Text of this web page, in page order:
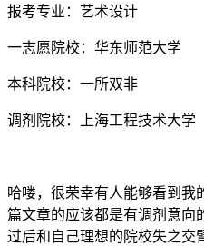
报考专业：艺术设计
一志愿院校：华东师范大学
本科院校：一所双非
调剂院校：上海工程技术大学
哈喽，很荣幸有人能够看到我
篇文章的应该都是有调剂意向
过后和自己理想的院校失之交